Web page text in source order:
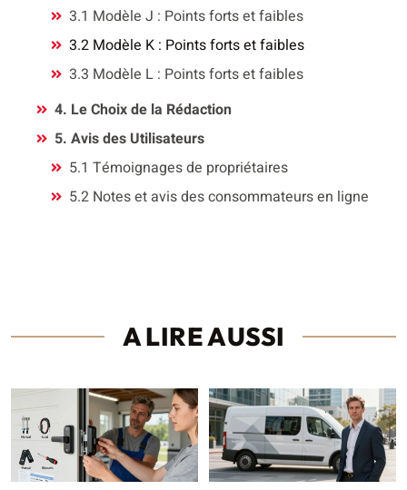
3.1 Modèle J : Points forts et faibles
3.2 Modèle K : Points forts et faibles
3.3 Modèle L : Points forts et faibles
4. Le Choix de la Rédaction
5. Avis des Utilisateurs
5.1 Témoignages de propriétaires
5.2 Notes et avis des consommateurs en ligne
A LIRE AUSSI